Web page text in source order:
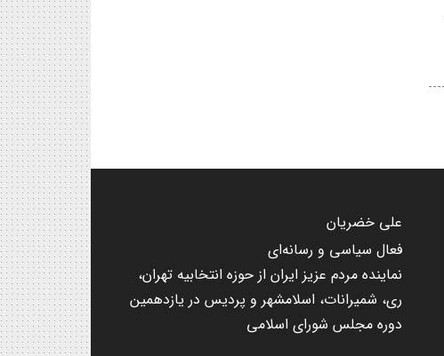
علی خضریان
فعال سیاسی و رسانه‌ای
نماینده مردم عزیز ایران از حوزه انتخابیه تهران،
ری، شمیرانات، اسلامشهر و پردیس در یازدهمین
دوره مجلس شورای اسلامی